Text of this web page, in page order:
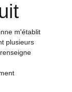
m'établit
plusieurs